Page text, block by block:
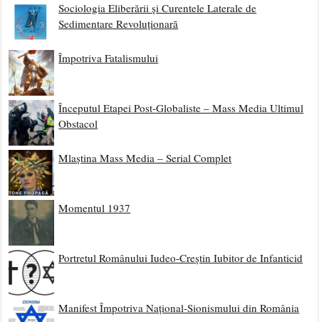
Sociologia Eliberării și Curentele Laterale de
Sedimentare Revoluționară
Împotriva Fatalismului
Începutul Etapei Post-Globaliste – Mass Media Ultimul
Obstacol
Mlaștina Mass Media – Serial Complet
Momentul 1937
Portretul Românului Iudeo-Creștin Iubitor de Infanticid
Manifest Împotriva Național-Sionismului din România